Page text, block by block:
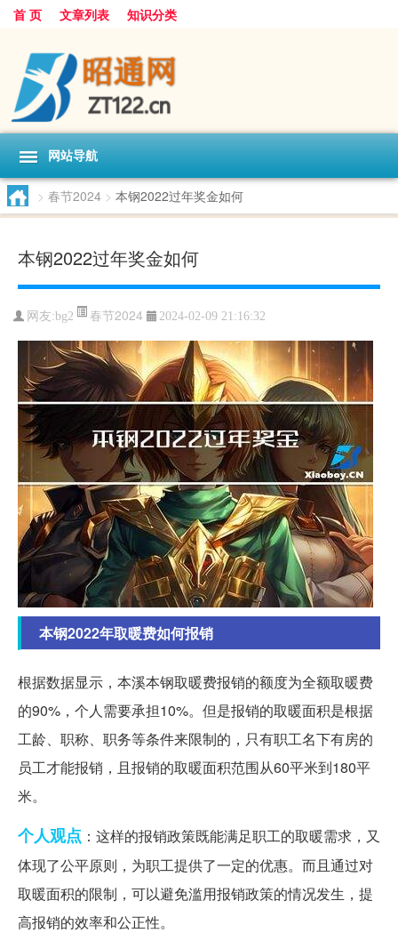
首 页 文章列表 知识分类
网站导航
> 春节2024 > 本钢2022过年奖金如何
本钢2022过年奖金如何
网友:bg2 春节2024 2024-02-09 21:16:32
本钢2022年取暖费如何报销
根据数据显示，本溪本钢取暖费报销的额度为全额取暖费
的90%，个人需要承担10%。但是报销的取暖面积是根据
工龄、职称、职务等条件来限制的，只有职工名下有房的
员工才能报销，且报销的取暖面积范围从60平米到180平
米。
个人观点 ：这样的报销政策既能满足职工的取暖需求，又
体现了公平原则，为职工提供了一定的优惠。而且通过对
取暖面积的限制，可以避免滥用报销政策的情况发生，提
高报销的效率和公正性。